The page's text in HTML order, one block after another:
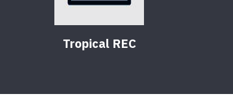
Tropical REC